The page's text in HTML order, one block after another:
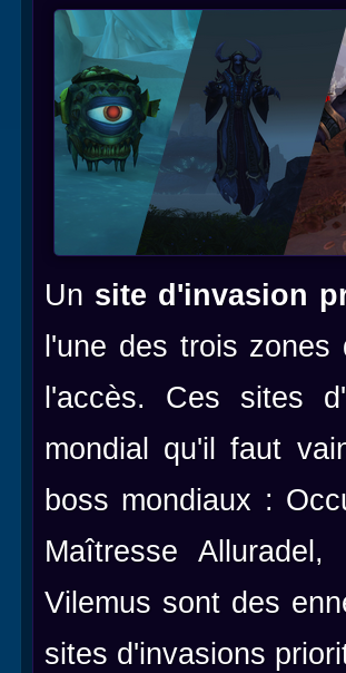
Un site d'invasion
l'une des trois zones
l'accès. Ces sites
mondial qu'il faut
boss mondiaux :
Maîtresse
Vilemus sont des
sites d'invasions